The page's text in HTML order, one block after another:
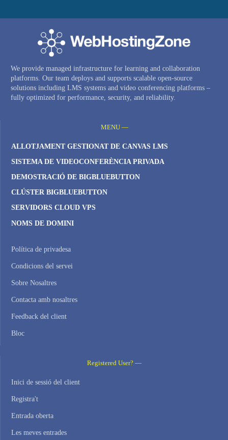
We provide managed infrastructure for learning and collaboration
platforms. Our team deploys and supports scalable open-source
solutions including LMS systems and video conferencing platforms –
fully optimized for performance, security, and reliability.
MENU —
ALLOTJAMENT GESTIONAT DE CANVAS LMS
SISTEMA DE VIDEOCONFERÈNCIA PRIVADA
DEMOSTRACIÓ DE BIGBLUEBUTTON
CLÚSTER BIGBLUEBUTTON
SERVIDORS CLOUD VPS
NOMS DE DOMINI
Política de privadesa
Condicions del servei
Sobre Nosaltres
Contacta amb nosaltres
Feedback del client
Bloc
Registered User? —
Inici de sessió del client
Registra't
Entrada oberta
Les meves entrades